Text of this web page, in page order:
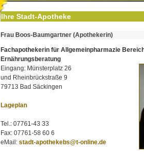
Ihre Stadt-Apotheke
Frau Boos-Baumgartner (Apothekerin)
Fachapothekerin für Allgemeinpharmazie
Ernährungsberatung
Eingang: Münsterplatz 26
und Rheinbrückstraße 9
79713 Bad Säckingen
Lageplan
Tel.: 07761-43 33
Fax: 07761-58 60 6
eMail: stadt-apothekebs@t-online.de